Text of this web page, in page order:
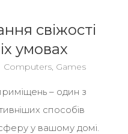
свіжості
умовах
Computers, Games
– один з
способів
у вашому домі.